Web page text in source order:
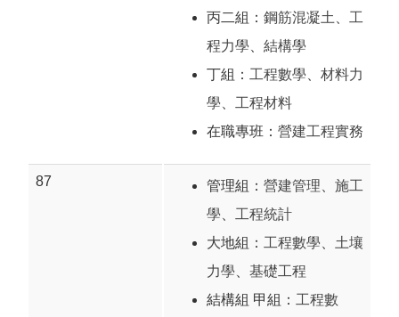
丙二組： 鋼筋混凝土
工
程力學
結構學
丁組： 工程數學
材料力
學
工程材料
在職專班： 營建工程實務
87 管理組： 營建管理
施工
學
工程統計
大地組： 工程數學
土壤
力學
基礎工程
結構組 甲組： 工程數